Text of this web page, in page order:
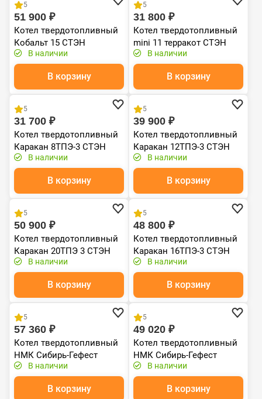
5
51 900 ₽
Котел твердотопливный
Кобальт 15 СТЭН
В наличии
В корзину
5
31 800 ₽
Котел твердотопливный
mini 11 терракот СТЭН
В наличии
В корзину
Хит продаж
5
31 700 ₽
Котел твердотопливный
Каракан 8ТПЭ-3 СТЭН
В наличии
В корзину
Хит продаж
5
39 900 ₽
Котел твердотопливный
Каракан 12ТПЭ-3 СТЭН
В наличии
В корзину
Хит продаж
5
50 900 ₽
Котел твердотопливный
Каракан 20ТПЭ 3 СТЭН
В наличии
В корзину
Хит продаж
5
48 800 ₽
Котел твердотопливный
Каракан 16ТПЭ-3 СТЭН
В наличии
В корзину
Хит продаж
5
57 360 ₽
Котел твердотопливный
НМК Сибирь-Гефест
(Gefest) КВО-20
В наличии
В корзину
Хит продаж
5
49 020 ₽
Котел твердотопливный
НМК Сибирь-Гефест
(Gefest) КВО-15
В наличии
В корзину